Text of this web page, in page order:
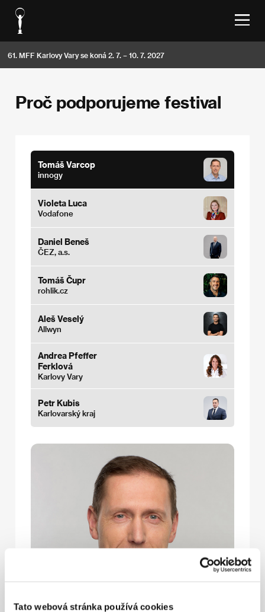
Tato webová stránka používá cookies
61. MFF Karlovy Vary se koná 2. 7. – 10. 7. 2027
Proč podporujeme festival
Tomáš Varcop
innogy
Violeta Luca
Vodafone
Daniel Beneš
ČEZ, a.s.
Tomáš Čupr
rohlik.cz
Aleš Veselý
Allwyn
Andrea Pfeffer
Ferklová
Karlovy Vary
Petr Kubis
Karlovarský kraj